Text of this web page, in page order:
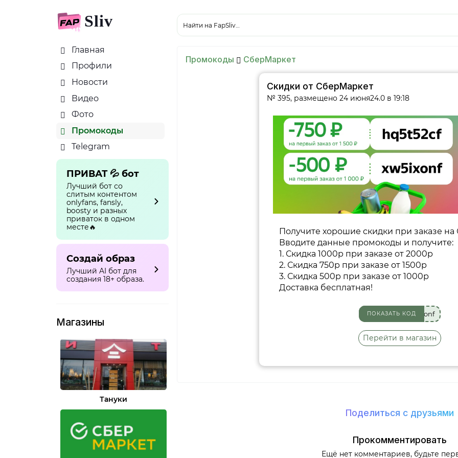
Sliv
Главная
Профили
Новости
Видео
Фото
Промокоды
Telegram
ПРИВАТ 💦 бот
Лучший бот со
слитым контентом
onlyfans, fansly,
boosty и разных
приваток в одном
месте🔥
Создай образ
Лучший AI бот для
создания 18+ образа.
Магазины
Тануки
Найти на FapSliv…
Промокоды СберМаркет
Скидки от СберМаркет
№ 395, размещено 24 июня24.0 в 19:18
Получите хорошие скидки при заказе
Вводите данные промокоды и получите:
1. Скидка 1000р при заказе от 2000р
2. Скидка 750р при заказе от 1500р
3. Скидка 500р при заказе от 1000р
Доставка бесплатная!
onf
ПОКАЗАТЬ КОД
Перейти в магазин
Поделиться с друзьями
Прокомментировать
Ещё нет комментариев, будьте